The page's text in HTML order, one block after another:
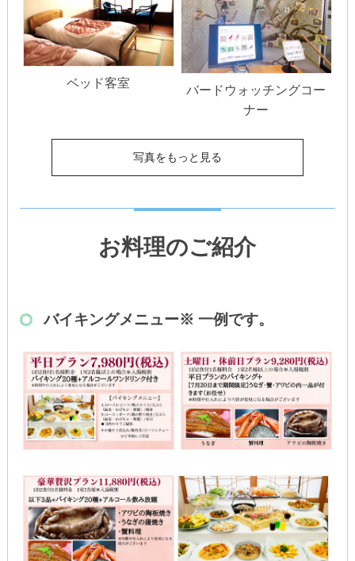
ベッド客室
バードウォッチングコー
ナー
写真をもっと見る
お料理のご紹介
バイキングメニュー※ 一例です。